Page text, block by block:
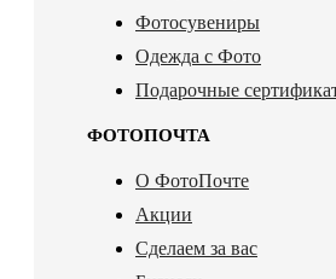
Фотосувениры
Одежда с Фото
Подарочные
ФОТОПОЧТА
О ФотоПочте
Акции
Сделаем за вас